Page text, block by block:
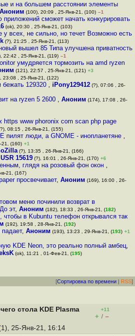
и на большем расстоянии элементы
Аноним (100), 20:09 , 25-Янв-21, (100) –1
сможет начать конкурировать
(ok), 20:30 , 25-Янв-21, (103)
у всех, не сильно, но течет Возможно есть
(?), 21:25 , 25-Янв-21, (113)
вышел 85 Типа улучшена приватность
22:42 , 25-Янв-21, (119) –1
умудряется тормозить на amd ryzen
(121), 22:57 , 25-Янв-21, (121) +3
23:08 , 25-Янв-21, (122)
129320 , iPony129412(?), 07:06 , 26-
на ryzen 5 2600 , Аноним (174), 17:08 , 26-
https www phoronix com scan php page
08:15 , 26-Янв-21, (155)
пилят люди, а GNOME - инопланетяне ,
21, (160) +1
(?), 13:35 , 26-Янв-21, (166)
15619(?), 16:01 , 26-Янв-21, (170) +6
глядя на розовый фон окон ,
21, (167)
просвечивает, Аноним (169), 16:00 , 26-
меню починили возврат в
эт,Аноним (182), 18:33 , 26-Янв-21, (182)
чтобы в Kubuntu телефон открывался так
(192), 19:58 , 28-Янв-21, (192)
,Аноним (193), 13:23 , 29-Янв-21, (193) +1
KDE Neon, это реально полный амбец,
(ok), 11:21 , 01-Фев-21, (195)
[Сортировка по времени | RSS]
стола KDE Plasma
+11
+ / –
25-Янв-21, 16:14